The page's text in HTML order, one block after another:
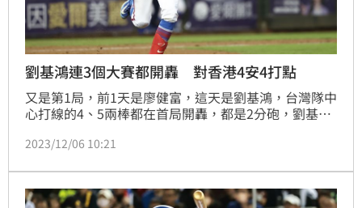
劉基鴻連3個大賽都開轟 對香港4安4打點
又是第1局，前1天是廖健富，這天是劉基鴻，台灣隊中
心打線的4、5兩棒都在首局開轟，都是2分砲，劉基鴻
處於落後的台灣隊逆轉得手，而這場比賽，擔任4棒的
常火熱。
2023/12/06 10:21